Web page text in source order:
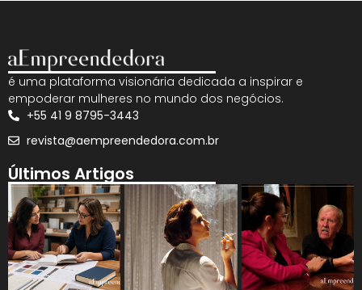
é uma plataforma visionária dedicada a inspirar e
empoderar mulheres no mundo dos negócios.
+55 41 9 8795-3443
revista@aempreendedora.com.br
Últimos Artigos